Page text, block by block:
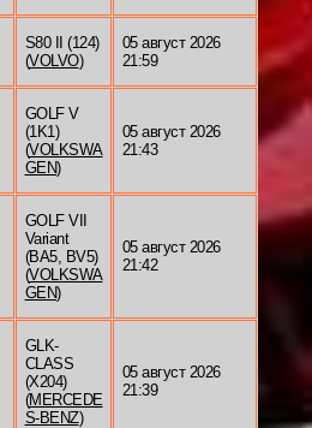
S80 II (124)
(VOLVO)
05 август 2026
21:59
GOLF V
(1K1)
(VOLKSWA
GEN)
05 август 2026
21:43
GOLF VII
Variant
(BA5, BV5)
(VOLKSWA
GEN)
05 август 2026
21:42
GLK-
CLASS
(X204)
(MERCEDE
S-BENZ)
05 август 2026
21:39